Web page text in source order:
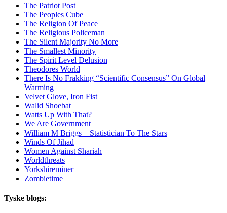
The Patriot Post
The Peoples Cube
The Religion Of Peace
The Religious Policeman
The Silent Majority No More
The Smallest Minority
The Spirit Level Delusion
Theodores World
There Is No Frakking “Scientific Consensus” On Global
Warming
Velvet Glove, Iron Fist
Walid Shoebat
Watts Up With That?
We Are Government
William M Briggs – Statistician To The Stars
Winds Of Jihad
Women Against Shariah
Worldthreats
Yorkshireminer
Zombietime
Tyske blogs: